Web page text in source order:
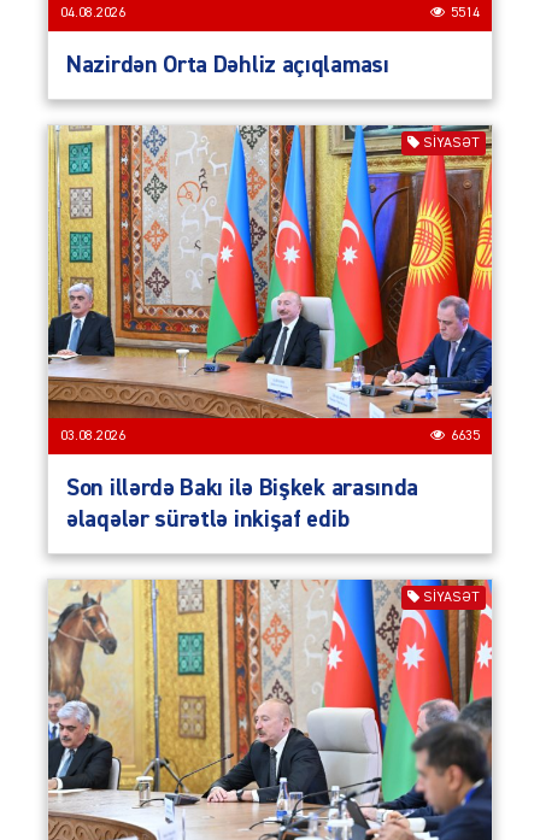
04.08.2026 5514
Nazirdən Orta Dəhliz açıqlaması
SIYASƏT
03.08.2026 6635
Son illərdə Bakı ilə Bişkek arasında
əlaqələr sürətlə inkişaf edib
SIYASƏT